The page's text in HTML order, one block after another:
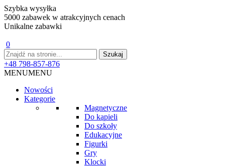
Szybka wysyłka
5000 zabawek w atrakcyjnych cenach
Unikalne zabawki
0
+48 798-857-876
MENUMENU
Nowości
Kategorie
Magnetyczne
Do kąpieli
Do szkoły
Edukacyjne
Figurki
Gry
Klocki